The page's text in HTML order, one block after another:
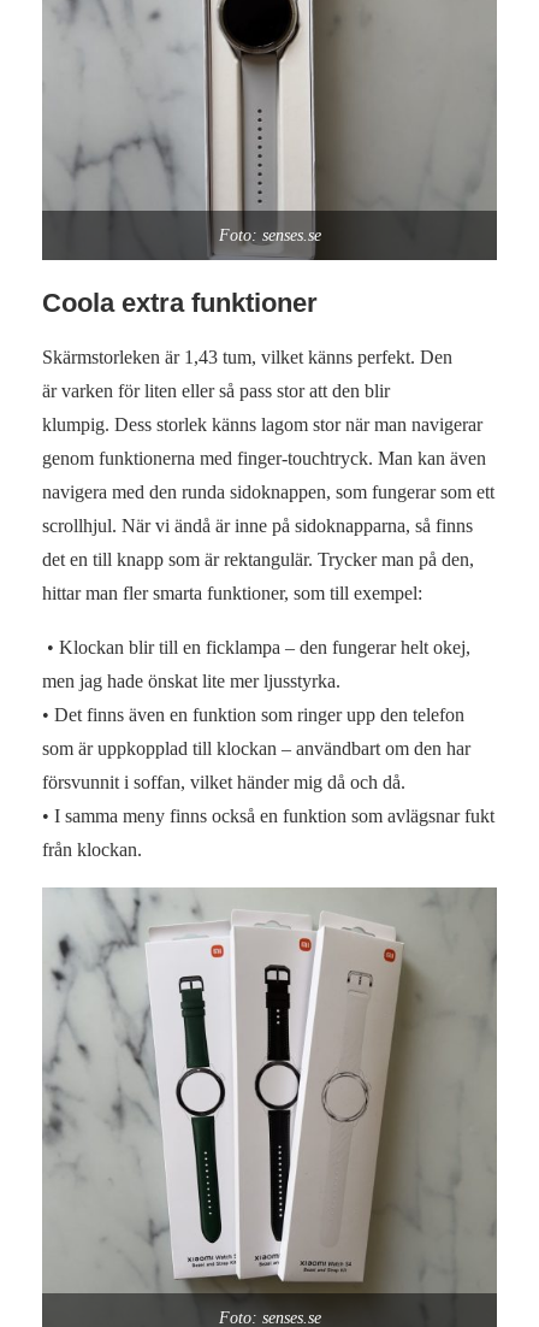
Foto: senses.se
Coola extra funktioner
Skärmstorleken är 1,43 tum, vilket känns perfekt. Den
är varken för liten eller så pass stor att den blir
klumpig. Dess storlek känns lagom stor när man navigerar
genom funktionerna med finger-touchtryck. Man kan även
navigera med den runda sidoknappen, som fungerar som ett
scrollhjul. När vi ändå är inne på sidoknapparna, så finns
det en till knapp som är rektangulär. Trycker man på den,
hittar man fler smarta funktioner, som till exempel:
• Klockan blir till en ficklampa – den fungerar helt okej,
men jag hade önskat lite mer ljusstyrka.
• Det finns även en funktion som ringer upp den telefon
som är uppkopplad till klockan – användbart om den har
försvunnit i soffan, vilket händer mig då och då.
• I samma meny finns också en funktion som avlägsnar fukt
från klockan.
Foto: senses.se